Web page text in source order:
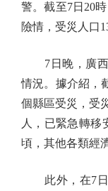
警。截至7日20
險情，受災人口
7日晚，廣西
情況。據介紹，
個縣區受災，受
人，已緊急轉移
頃，其他各類
此外，在7日